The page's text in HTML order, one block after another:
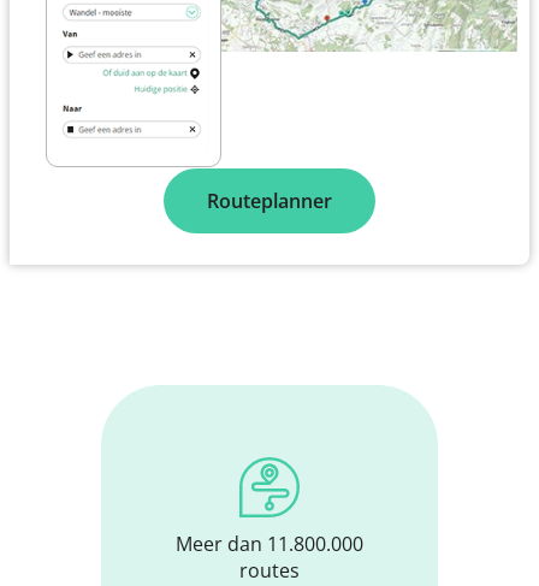
Routeplanner
Meer dan 11.800.000
routes